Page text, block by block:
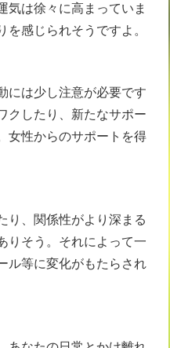
気は徐々に高まっていま
感じられそうですよ。
には少し注意が必要です
クしたり、新たなサポー
女性からのサポートを得
り、関係性がより深まる
りそう。それによって一
ル等に変化がもたらされ